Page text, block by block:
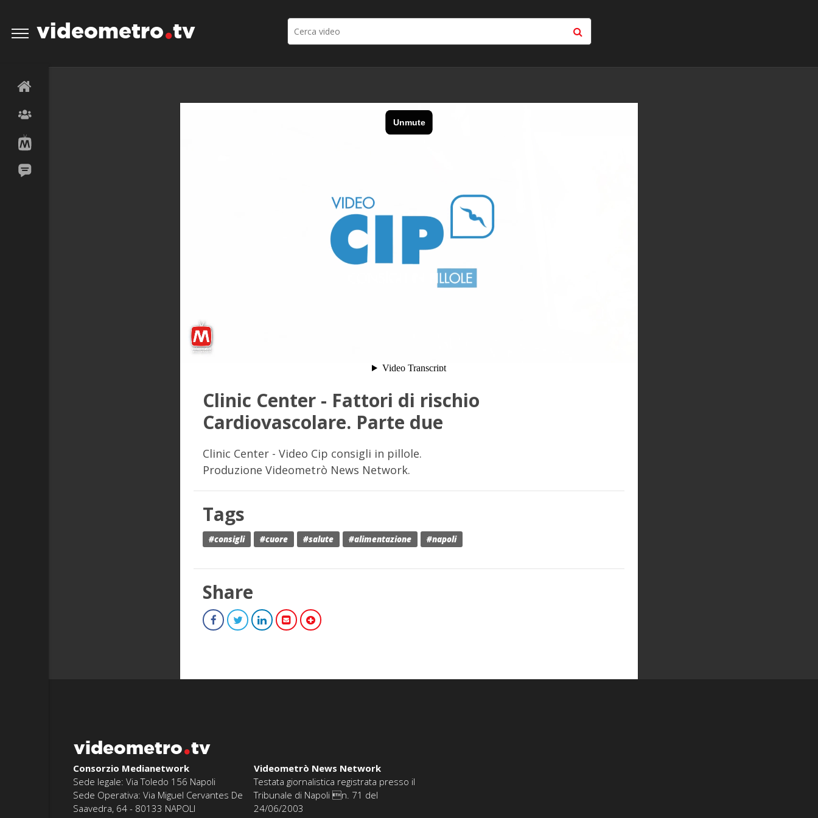
videometro tv
Clinic Center - Fattori di rischio
Cardiovascolare. Parte due
Clinic Center - Video Cip consigli in pillole.
Produzione Videometrò News Network.
Tags
#consigli #cuore #salute #alimentazione #napoli
Share
videometro tv
Consorzio Medianetwork
Sede legale: Via Toledo 156 Napoli
Sede Operativa: Via Miguel Cervantes De
Saavedra, 64 - 80133 NAPOLI
Videometrò News Network
Testata giornalistica registrata presso il
Tribunale di Napoli n. 71 del
24/06/2003